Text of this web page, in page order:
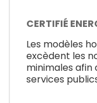
CERTIFIÉ
Les modèles
excèdent les
minimales afin
services